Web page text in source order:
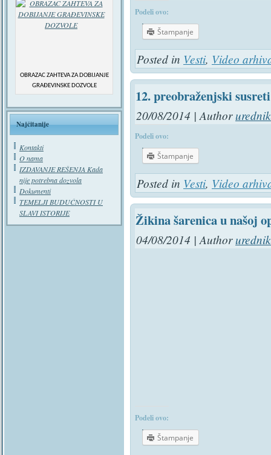
OBRAZAC ZAHTEVA ZA DOBIJANJE
GRAĐEVINSKE DOZVOLE
Najčitanije
Kontakti
O nama
IZDAVANJE REŠENJA Kada
nije potrebna dozvola
Dokumenti
TEMELJI BUDUĆNOSTI U
SLAVI ISTORIJE
Podeli ovo:
Štampanje
Posted in Vesti, Video
12. preobraženjski
20/08/2014 | Authorurednik
Podeli ovo:
Štampanje
Posted in Vesti, Video
Žikina šarenica u našoj
04/08/2014 | Authorurednik
Podeli ovo:
Štampanje